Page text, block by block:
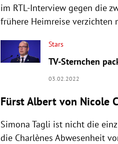
im RTL-Interview gegen die
frühere Heimreise verzichten
Stars
TV-Sternchen
03.02.2022
Fürst Albert von Nicole
Simona Tagli ist nicht die
die Charlènes Abwesenheit